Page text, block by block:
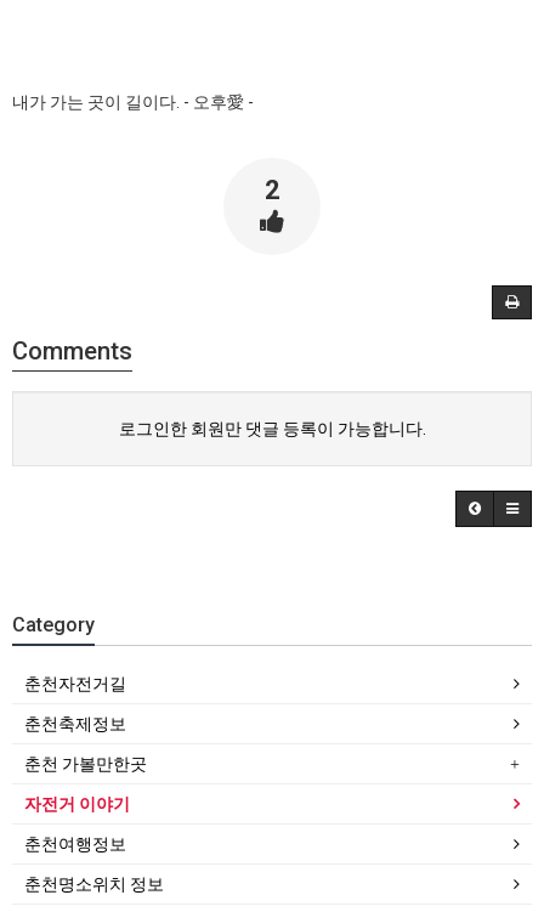
내가 가는 곳이 길이다. - ​ 오후愛 ​-
2
Comments
로그인한 회원만 댓글 등록이 가능합니다.
Category
춘천자전거길
춘천축제정보
춘천 가볼만한곳
자전거 이야기
춘천여행정보
춘천명소위치 정보